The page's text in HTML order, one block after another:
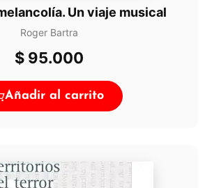
Un viaje musical
Roger Bartra
$95.000
Añadir al carrito